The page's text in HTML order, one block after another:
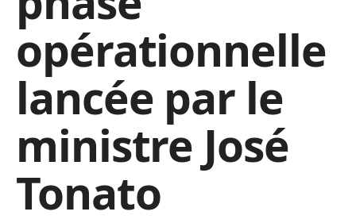
opérationnelle
lancée par le
ministre José
Tonato